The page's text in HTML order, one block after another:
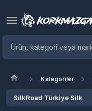
Kategoriler
SilkRoad Türkiye Silk